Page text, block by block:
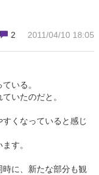
2
2011/04/10 18:05
いる。
いたのだと。
くなっていると感じ
す。
に、新たな部分も観